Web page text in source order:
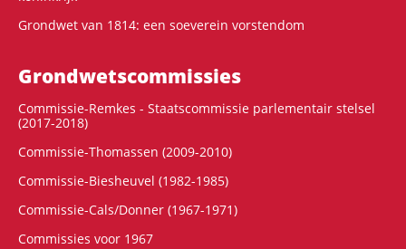
Grondwet van 1814: een soeverein vorstendom
Grondwets­commissies
Commissie-Remkes - Staatscommissie parlementair stelsel
(2017-2018)
Commissie-Thomassen (2009-2010)
Commissie-Biesheuvel (1982-1985)
Commissie-Cals/Donner (1967-1971)
Commissies voor 1967